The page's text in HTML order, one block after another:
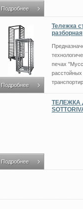
Подробнее
Подробнее
Тележка
разборная
печах
расстойных
Подробнее
ТЕЛЕЖКА